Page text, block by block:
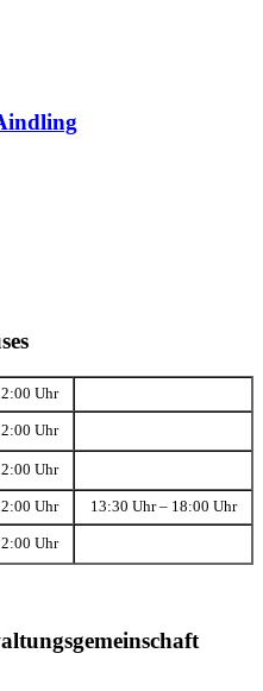
Uhr
Uhr
Uhr
Uhr 13:30 Uhr – 18:00 Uhr
Uhr